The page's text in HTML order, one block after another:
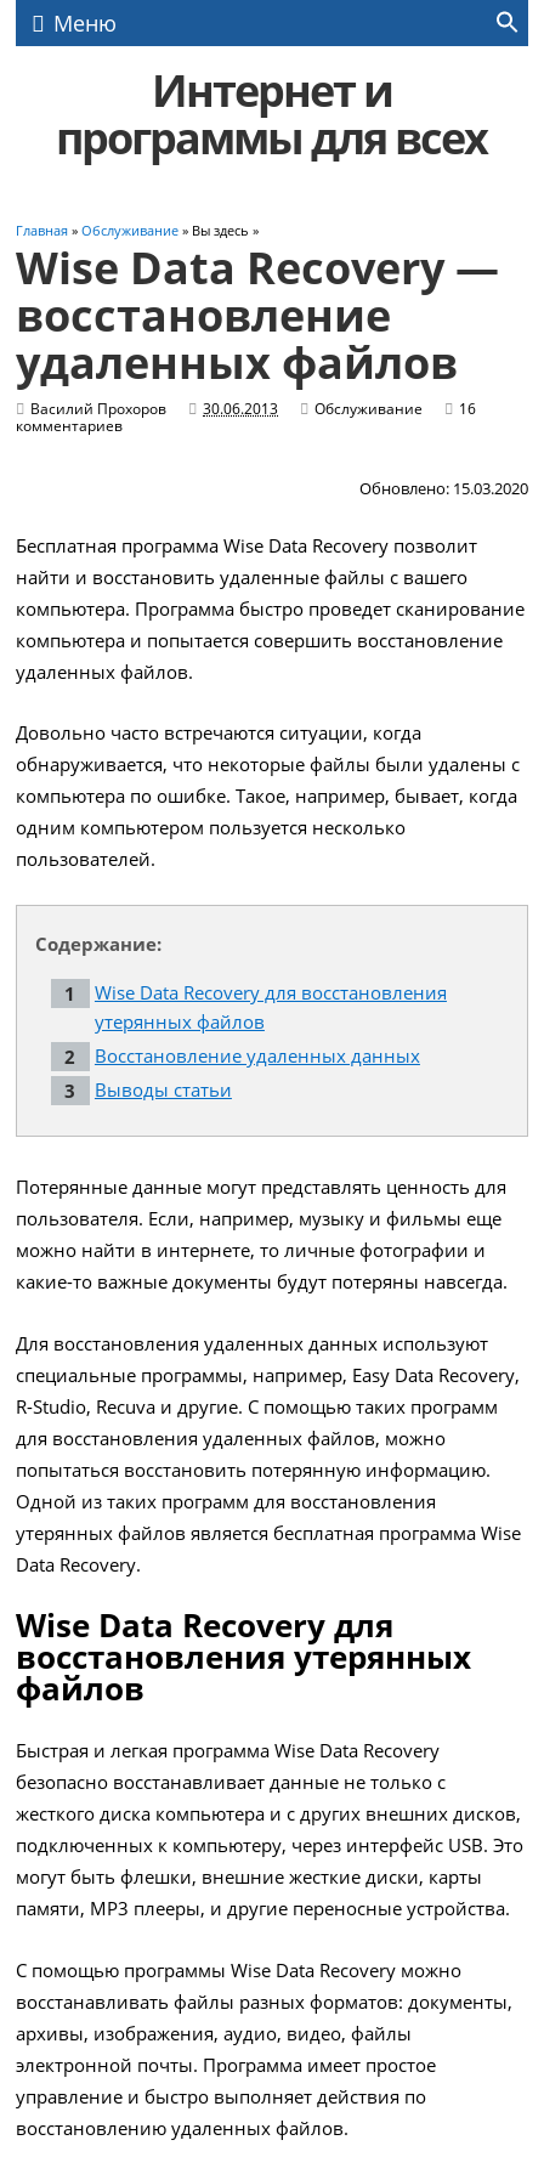
Меню
Интернет и
программы для всех
Главная »Обслуживание » Вы здесь »
Wise Data Recovery —
восстановление
удаленных файлов
Василий Прохоров 30.06.2013 Обслуживание
16
комментариев
Обновлено: 15.03.2020
Бесплатная программа Wise Data Recovery позволит
найти и восстановить удаленные файлы с вашего
компьютера. Программа быстро проведет сканирование
компьютера и попытается совершить восстановление
удаленных файлов.
Довольно часто встречаются ситуации, когда
обнаруживается, что некоторые файлы были удалены с
компьютера по ошибке. Такое, например, бывает, когда
одним компьютером пользуется несколько
пользователей.
Содержание:
Wise Data Recovery для восстановления
утерянных файлов
Восстановление удаленных данных
Выводы статьи
Потерянные данные могут представлять ценность для
пользователя. Если, например, музыку и фильмы еще
можно найти в интернете, то личные фотографии и
какие-то важные документы будут потеряны навсегда.
Для восстановления удаленных данных используют
специальные программы, например, Easy Data Recovery,
R-Studio, Recuva и другие. С помощью таких программ
для восстановления удаленных файлов, можно
попытаться восстановить потерянную информацию.
Одной из таких программ для восстановления
утерянных файлов является бесплатная программа Wise
Data Recovery.
Wise Data Recovery для
восстановления утерянных
файлов
Быстрая и легкая программа Wise Data Recovery
безопасно восстанавливает данные не только с
жесткого диска компьютера и с других внешних дисков,
подключенных к компьютеру, через интерфейс USB. Это
могут быть флешки, внешние жесткие диски, карты
памяти, MP3 плееры, и другие переносные устройства.
С помощью программы Wise Data Recovery можно
восстанавливать файлы разных форматов: документы,
архивы, изображения, аудио, видео, файлы
электронной почты. Программа имеет простое
управление и быстро выполняет действия по
восстановлению удаленных файлов.